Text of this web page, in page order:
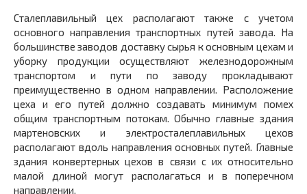
Сталеплавильный цех располагают также с учетом
основного направления транспортных путей завода. На
большинстве заводов доставку сырья к основным цехам и
уборку продукции осуществляют железнодорожным
транспортом и пути по заводу прокладывают
преимущественно в одном направлении. Расположение
цеха и его путей должно создавать минимум помех
общим транспортным потокам. Обычно главные здания
мартеновских и электросталеплавильных цехов
располагают вдоль направления основных путей. Главные
здания конвертерных цехов в связи с их относительно
малой длиной могут располагаться и в поперечном
направлении.